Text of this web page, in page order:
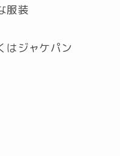
服装
はジャケパン